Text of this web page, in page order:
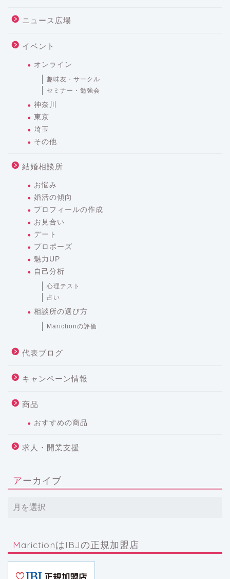
ニュース広場
イベント
オンライン
趣味友・サークル
セミナー・勉強会
神奈川
東京
埼玉
その他
結婚相談所
お悩み
婚活の傾向
プロフィールの作成
お見合い
デート
プロポーズ
魅力UP
自己分析
心理テスト
占い
相談所の選び方
Marictionの評価
代表ブログ
キャンペーン情報
商品
おすすめの商品
求人・開業支援
アーカイブ
MarictionはIBJの正規加盟店